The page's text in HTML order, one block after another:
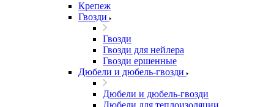
Крепеж
Гвозди
Гвозди
Гвозди для нейлера
Гвозди ершенные
Дюбели и дюбель-гвозди
Дюбели и дюбель-гвозди
Дюбели для теплоизоляции